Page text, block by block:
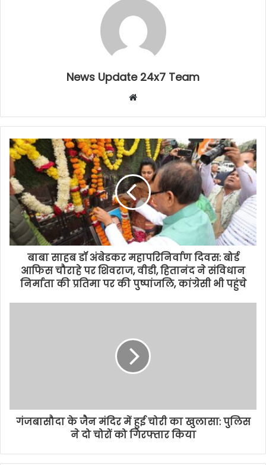
News Update 24x7 Team
Website
बाबा साहब डॉ अंबेडकर महापरिनिर्वाण दिवस: बोर्ड
आफिस चौराहे पर शिवराज, वीडी, हितानंद ने संविधान
निर्माता की प्रतिमा पर की पुष्पांजलि, कांग्रेसी भी पहुंचे
गंजबासौदा के जैन मंदिर में हुई चोरी का खुलासा: पुलिस
ने दो चोरों को गिरफ्तार किया